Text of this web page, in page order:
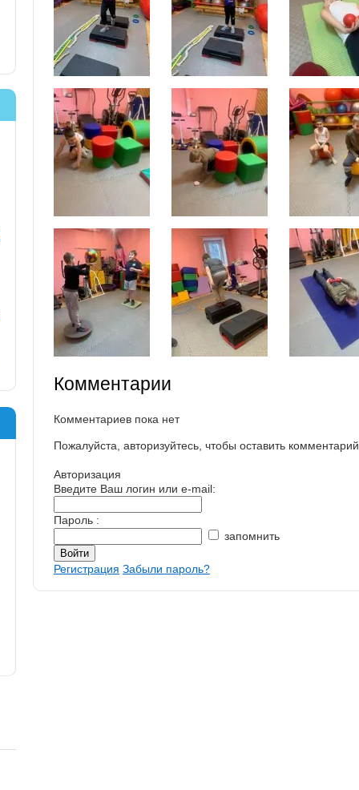
Комментарии
Комментариев пока нет
Пожалуйста, авторизуйтесь, чтобы оставить комментарий.
Авторизация
Введите Ваш логин или e-mail:
Пароль :
запомнить
Регистрация Забыли пароль?